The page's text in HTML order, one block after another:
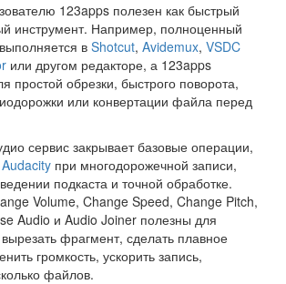
123apps полезен как быстрый
инструмент. Например, полноценный
в Shotcut, Avidemux, VSDC
или другом редакторе, а 123apps
простой обрезки, быстрого поворота,
или конвертации файла перед
сервис закрывает базовые операции,
Audacity при многодорожечной записи,
подкаста и точной обработке.
Volume, Change Speed, Change Pitch,
Audio и Audio Joiner полезны для
вырезать фрагмент, сделать плавное
громкость, ускорить запись,
файлов.